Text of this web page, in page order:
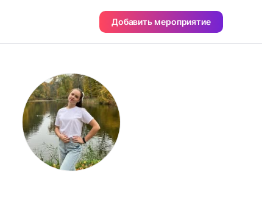
Добавить мероприятие